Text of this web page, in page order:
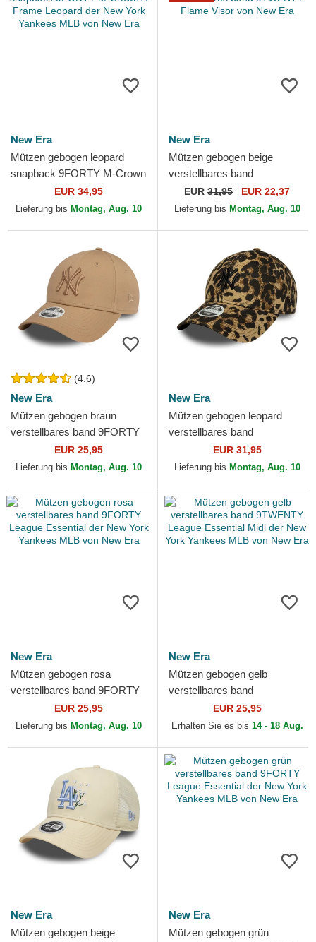
New Era
Mützen gebogen leopard
snapback 9FORTY M-Crown
A Frame Leopard der New
York Yankees MLB von New
EUR 34,95
Lieferung bis Montag, Aug. 10
New Era
Mützen gebogen beige
verstellbares band
9TWENTY Flame Visor von
New Era
EUR 31,95 EUR 22,37
Lieferung bis Montag, Aug. 10
(4.6)
New Era
Mützen gebogen braun
verstellbares band 9FORTY
League Essential der New
York Yankees MLB von New
EUR 25,95
Lieferung bis Montag, Aug. 10
New Era
Mützen gebogen leopard
verstellbares band
9TWENTY Leopard der New
York Yankees MLB von New
EUR 31,95
Lieferung bis Montag, Aug. 10
New Era
Mützen gebogen rosa
verstellbares band 9FORTY
League Essential der New
York Yankees MLB von New
EUR 25,95
Lieferung bis Montag, Aug. 10
New Era
Mützen gebogen gelb
verstellbares band
9TWENTY League Essential
Midi der New York Yankees
EUR 25,95
Erhalten Sie es bis 14 - 18 Aug.
New Era
Mützen gebogen beige
New Era
Mützen gebogen grün